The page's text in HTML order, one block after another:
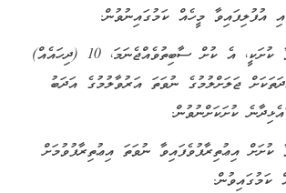
އުފުލިފައިވާ މީހެއް ކަމުގައިނުވުން.
5- ދަޢުވާ އުފުލިފައިވާ ކުށަކީ، އެ ކުށް ސާބިތުވެއްޖެނަމަ، 10 (ދިހައެއް)
ޖަލަށްލުމުގެ ނުވަތަ އަރުވާލުމުގެ އަދަބު
ކުށަކަށްނުވުން.
ކުށަށް އިޢުތިރާފުވެފައިވާ ނުވަތަ އިޢުތިރާފުވުމަށް
ކަމުގައިވުން.